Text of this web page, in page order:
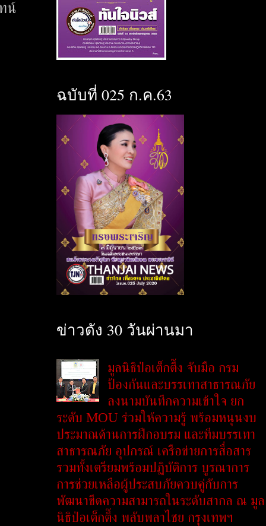
น์
ฉบับที่ 025 ก.ค.63
ข่าวดัง 30 วันผ่านมา
มูลนิธิป่อเต็กตึ๊ง จับมือ กรม
ป้องกันและบรรเทาสาธารณภัย
ลงนามบันทึกความเข้าใจ ยก
ระดับ MOU ร่วมให้ความรู้ พร้อมหนุนงบ
ประมาณด้านการฝึกอบรม และทีมบรรเทา
สาธารณภัย อุปกรณ์ เครือข่ายการสื่อสาร
รวมทั้งเตรียมพร้อมปฏิบัติการ บูรณาการ
การช่วยเหลือผู้ประสบภัยควบคู่กับการ
พัฒนาขีดความสามารถในระดับสากล ณ มูล
นิธิป่อเต็กตึ๊ง พลับพลาไชย กรุงเทพฯ